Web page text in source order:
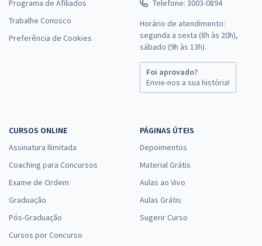
Programa de Afiliados
Trabalhe Conosco
Preferência de Cookies
Telefone: 3003-0894
Horário de atendimento:
segunda a sexta (8h às 20h),
sábado (9h às 13h).
Foi aprovado?
Envie-nos a sua história!
CURSOS ONLINE
Assinatura Ilimitada
Coaching para Concursos
Exame de Ordem
Graduação
Pós-Graduação
Cursos por Concurso
PÁGINAS ÚTEIS
Depoimentos
Material Grátis
Aulas ao Vivo
Aulas Grátis
Sugerir Curso